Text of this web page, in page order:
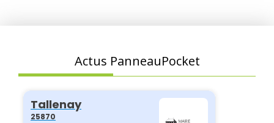
Actus PanneauPocket